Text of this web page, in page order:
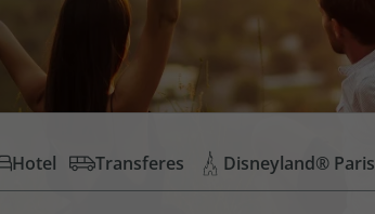
Hotel Transferes Disneyland® Paris